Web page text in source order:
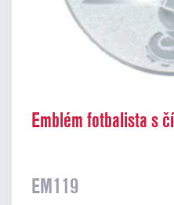
Emblém fotbalista s
EM119